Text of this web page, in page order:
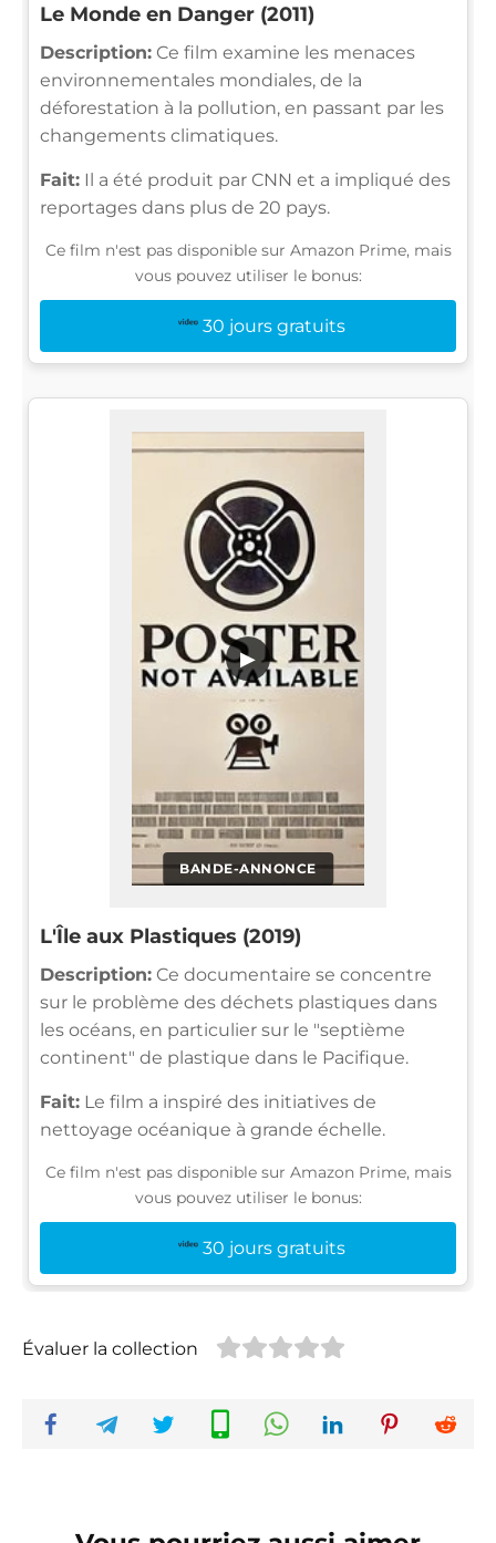
Le Monde en Danger (2011)
Description: Ce film examine les menaces
environnementales mondiales, de la
déforestation à la pollution, en passant par les
changements climatiques.
Fait: Il a été produit par CNN et a impliqué des
reportages dans plus de 20 pays.
Ce film n'est pas disponible sur Amazon Prime, mais
vous pouvez utiliser le bonus:
30 jours gratuits
BANDE-ANNONCE
▶
L'Île aux Plastiques (2019)
Description: Ce documentaire se concentre
sur le problème des déchets plastiques dans
les océans, en particulier sur le "septième
continent" de plastique dans le Pacifique.
Fait: Le film a inspiré des initiatives de
nettoyage océanique à grande échelle.
Ce film n'est pas disponible sur Amazon Prime, mais
vous pouvez utiliser le bonus:
30 jours gratuits
Évaluer la collection